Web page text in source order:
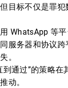
目标不仅是罪犯
WhatsApp 等平
服务器和协议
。
到通过”的策略在
动。